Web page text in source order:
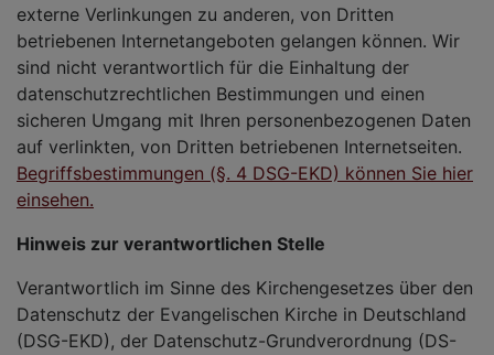
externe Verlinkungen zu anderen, von Dritten
betriebenen Internetangeboten gelangen können. Wir
sind nicht verantwortlich für die Einhaltung der
datenschutzrechtlichen Bestimmungen und einen
sicheren Umgang mit Ihren personenbezogenen Daten
auf verlinkten, von Dritten betriebenen Internetseiten.
Begriffsbestimmungen (§. 4 DSG-EKD) können Sie hier
einsehen.
Hinweis zur verantwortlichen Stelle
Verantwortlich im Sinne des Kirchengesetzes über den
Datenschutz der Evangelischen Kirche in Deutschland
(DSG-EKD), der Datenschutz-Grundverordnung (DS-